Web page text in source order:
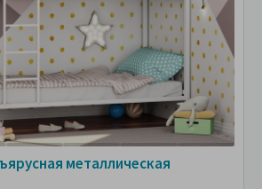
металлическая